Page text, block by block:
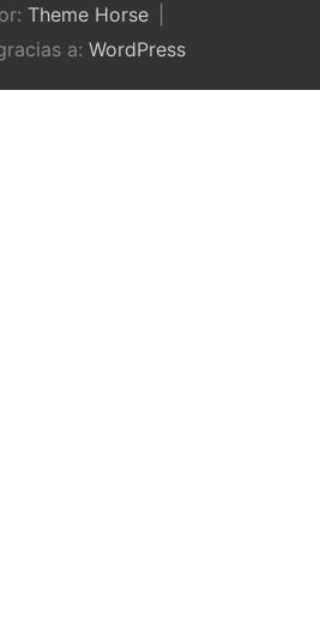
Theme Horse
a: WordPress